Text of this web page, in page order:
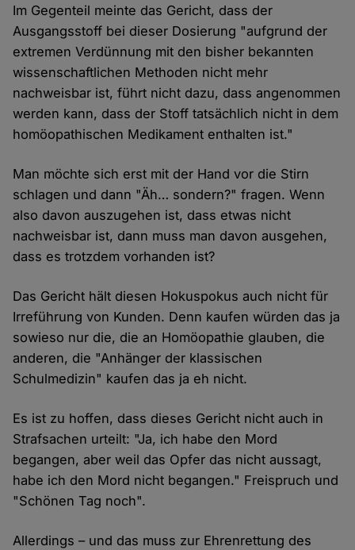
Im Gegenteil meinte das Gericht, dass der
Ausgangsstoff bei dieser Dosierung "aufgrund der
extremen Verdünnung mit den bisher bekannten
wissenschaftlichen Methoden nicht mehr
nachweisbar ist, führt nicht dazu, dass angenommen
werden kann, dass der Stoff tatsächlich nicht in dem
homöopathischen Medikament enthalten ist."
Man möchte sich erst mit der Hand vor die Stirn
schlagen und dann "Äh… sondern?" fragen. Wenn
also davon auszugehen ist, dass etwas nicht
nachweisbar ist, dann muss man davon ausgehen,
dass es trotzdem vorhanden ist?
Das Gericht hält diesen Hokuspokus auch nicht für
Irreführung von Kunden. Denn kaufen würden das ja
sowieso nur die, die an Homöopathie glauben, die
anderen, die "Anhänger der klassischen
Schulmedizin" kaufen das ja eh nicht.
Es ist zu hoffen, dass dieses Gericht nicht auch in
Strafsachen urteilt: "Ja, ich habe den Mord
begangen, aber weil das Opfer das nicht aussagt,
habe ich den Mord nicht begangen." Freispruch und
"Schönen Tag noch".
Allerdings – und das muss zur Ehrenrettung des